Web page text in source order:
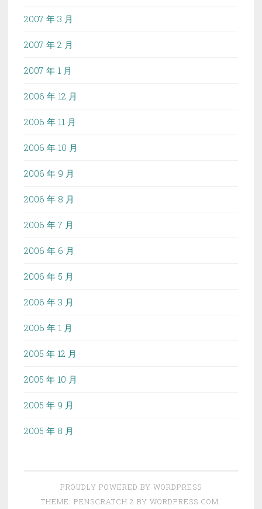
2007 年 3 月
2007 年 2 月
2007 年 1 月
2006 年 12 月
2006 年 11 月
2006 年 10 月
2006 年 9 月
2006 年 8 月
2006 年 7 月
2006 年 6 月
2006 年 5 月
2006 年 3 月
2006 年 1 月
2005 年 12 月
2005 年 10 月
2005 年 9 月
2005 年 8 月
PROUDLY POWERED BY WORDPRESS
THEME: PENSCRATCH 2 BY WORDPRESS.COM.